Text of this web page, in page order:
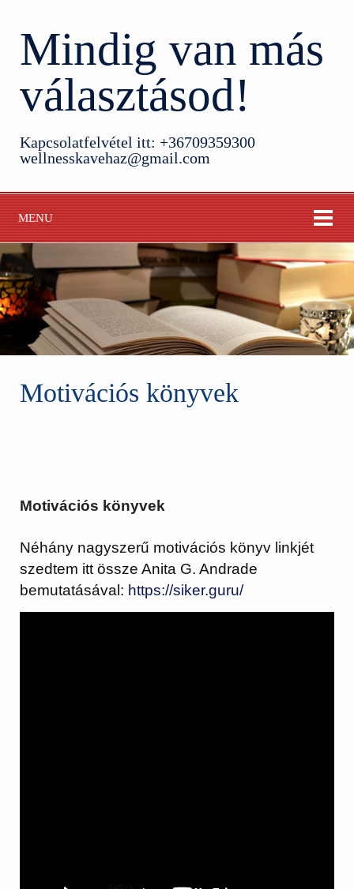
Mindig van más
választásod!
Kapcsolatfelvétel itt: +36709359300
wellnesskavehaz@gmail.com
MENU
Motivációs könyvek
Motivációs könyvek
Néhány nagyszerű motivációs könyv linkjét
szedtem itt össze Anita G. Andrade
bemutatásával: https://siker.guru/